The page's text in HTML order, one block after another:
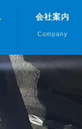
会社案内
Company